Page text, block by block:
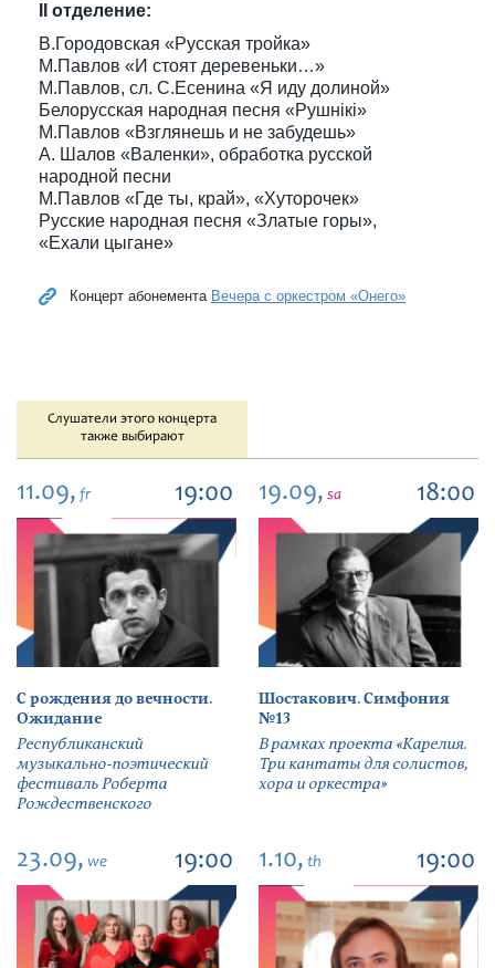
II отделение:
В.Городовская «Русская тройка»
М.Павлов «И стоят деревеньки…»
М.Павлов, сл. С.Есенина «Я иду долиной»
Белорусская народная песня «Рушнiкi»
М.Павлов «Взглянешь и не забудешь»
А. Шалов «Валенки», обработка русской
народной песни
М.Павлов «Где ты, край», «Хуторочек»
Русские народная песня «Златые горы»,
«Ехали цыгане»
Концерт абонемента Вечера с оркестром «Онего»
Слушатели этого концерта
также выбирают
11.09, fr 19:00
С рождения до вечности.
Ожидание
Республиканский
музыкально-поэтический
фестиваль Роберта
Рождественского
19.09, sa 18:00
Шостакович. Симфония
№13
В рамках проекта «Карелия.
Три кантаты для солистов,
хора и оркестра»
23.09, we 19:00 1.10, th 19:00